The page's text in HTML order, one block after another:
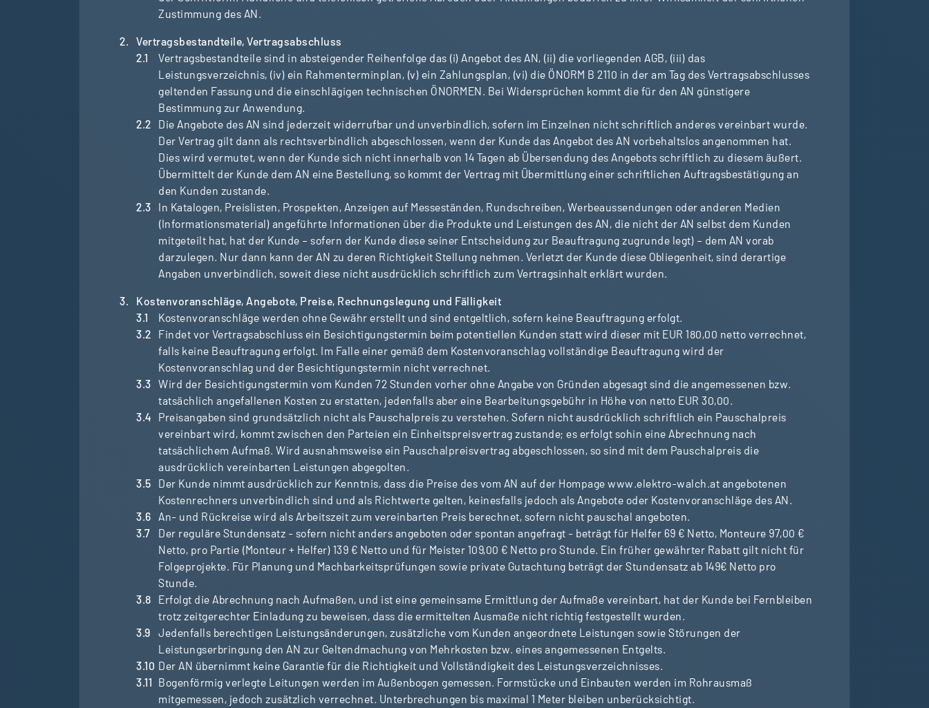
Zustimmung des AN.
Vertragsbestandteile, Vertragsabschluss
Vertragsbestandteile sind in absteigender Reihenfolge das (i) Angebot des AN, (ii) die vorliegenden AGB, (iii) das
Leistungsverzeichnis, (iv) ein Rahmenterminplan, (v) ein Zahlungsplan, (vi) die ÖNORM B 2110 in der am Tag des Vertragsabschlusses
geltenden Fassung und die einschlägigen technischen ÖNORMEN. Bei Widersprüchen kommt die für den AN günstigere
Bestimmung zur Anwendung.
Die Angebote des AN sind jederzeit widerrufbar und unverbindlich, sofern im Einzelnen nicht schriftlich anderes vereinbart wurde.
Der Vertrag gilt dann als rechtsverbindlich abgeschlossen, wenn der Kunde das Angebot des AN vorbehaltslos angenommen hat.
Dies wird vermutet, wenn der Kunde sich nicht innerhalb von 14 Tagen ab Übersendung des Angebots schriftlich zu diesem äußert.
Übermittelt der Kunde dem AN eine Bestellung, so kommt der Vertrag mit Übermittlung einer schriftlichen Auftragsbestätigung an
den Kunden zustande.
In Katalogen, Preislisten, Prospekten, Anzeigen auf Messeständen, Rundschreiben, Werbeaussendungen oder anderen Medien
(Informationsmaterial) angeführte Informationen über die Produkte und Leistungen des AN, die nicht der AN selbst dem Kunden
mitgeteilt hat, hat der Kunde – sofern der Kunde diese seiner Entscheidung zur Beauftragung zugrunde legt) – dem AN vorab
darzulegen. Nur dann kann der AN zu deren Richtigkeit Stellung nehmen. Verletzt der Kunde diese Obliegenheit, sind derartige
Angaben unverbindlich, soweit diese nicht ausdrücklich schriftlich zum Vertragsinhalt erklärt wurden.
Kostenvoranschläge, Angebote, Preise, Rechnungslegung und Fälligkeit
Kostenvoranschläge werden ohne Gewähr erstellt und sind entgeltlich, sofern keine Beauftragung erfolgt.
Findet vor Vertragsabschluss ein Besichtigungstermin beim potentiellen Kunden statt wird dieser mit EUR 180,00 netto verrechnet,
falls keine Beauftragung erfolgt. Im Falle einer gemäß dem Kostenvoranschlag vollständige Beauftragung wird der
Kostenvoranschlag und der Besichtigungstermin nicht verrechnet.
Wird der Besichtigungstermin vom Kunden 72 Stunden vorher ohne Angabe von Gründen abgesagt sind die angemessenen bzw.
tatsächlich angefallenen Kosten zu erstatten, jedenfalls aber eine Bearbeitungsgebühr in Höhe von netto EUR 30,00.
Preisangaben sind grundsätzlich nicht als Pauschalpreis zu verstehen. Sofern nicht ausdrücklich schriftlich ein Pauschalpreis
vereinbart wird, kommt zwischen den Parteien ein Einheitspreisvertrag zustande; es erfolgt sohin eine Abrechnung nach
tatsächlichem Aufmaß. Wird ausnahmsweise ein Pauschalpreisvertrag abgeschlossen, so sind mit dem Pauschalpreis die
ausdrücklich vereinbarten Leistungen abgegolten.
Der Kunde nimmt ausdrücklich zur Kenntnis, dass die Preise des vom AN auf der Hompage www.elektro-walch.at angebotenen
Kostenrechners unverbindlich sind und als Richtwerte gelten, keinesfalls jedoch als Angebote oder Kostenvoranschläge des AN.
An- und Rückreise wird als Arbeitszeit zum vereinbarten Preis berechnet, sofern nicht pauschal angeboten.
Der reguläre Stundensatz - sofern nicht anders angeboten oder spontan angefragt - beträgt für Helfer 69 € Netto, Monteure 97,00 €
Netto, pro Partie (Monteur + Helfer) 139 € Netto und für Meister 109,00 € Netto pro Stunde. Ein früher gewährter Rabatt gilt nicht für
Folgeprojekte. Für Planung und Machbarkeitsprüfungen sowie private Gutachtung beträgt der Stundensatz ab 149€ Netto pro
Stunde.
Erfolgt die Abrechnung nach Aufmaßen, und ist eine gemeinsame Ermittlung der Aufmaße vereinbart, hat der Kunde bei Fernbleiben
trotz zeitgerechter Einladung zu beweisen, dass die ermittelten Ausmaße nicht richtig festgestellt wurden.
Jedenfalls berechtigen Leistungsänderungen, zusätzliche vom Kunden angeordnete Leistungen sowie Störungen der
Leistungserbringung den AN zur Geltendmachung von Mehrkosten bzw. eines angemessenen Entgelts.
Der AN übernimmt keine Garantie für die Richtigkeit und Vollständigkeit des Leistungsverzeichnisses.
Bogenförmig verlegte Leitungen werden im Außenbogen gemessen. Formstücke und Einbauten werden im Rohrausmaß
mitgemessen, jedoch zusätzlich verrechnet. Unterbrechungen bis maximal 1 Meter bleiben unberücksichtigt.